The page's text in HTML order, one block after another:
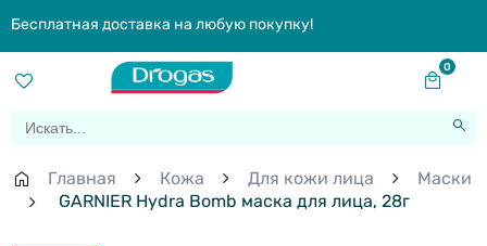
Бесплатная доставка на любую покупку!
0
Главная Кожа Для кожи лица
Маски
GARNIER Hydra Bomb маска для лица, 28г